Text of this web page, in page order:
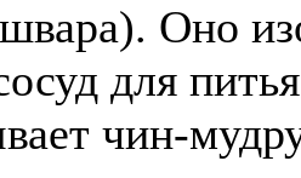
Оно
для
чин-